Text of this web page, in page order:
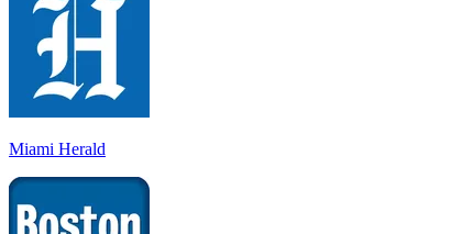
Miami Herald